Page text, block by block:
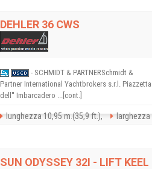
DEHLER 36 CWS
- SCHMIDT & PARTNERSchmidt &
Partner International Yachtbrokers s.r.l. Piazzetta
dell'' Imbarcadero ...[cont.]
lunghezza 10,95 m.(35,9 ft.), larghezza
SUN ODYSSEY 32I - LIFT KEEL